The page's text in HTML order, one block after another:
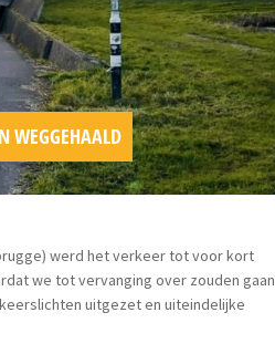
WEGGEHAALD
werd het verkeer tot voor kort
we tot vervanging over zouden gaan
uitgezet en uiteindelijke